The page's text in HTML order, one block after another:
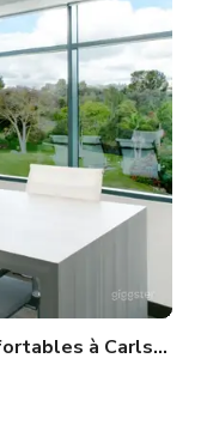
photos
à Carlsbad